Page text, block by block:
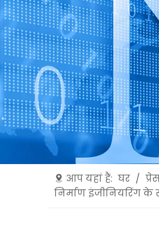
आप यहां हैं: घर /
निर्माण इंजीनियरिंग